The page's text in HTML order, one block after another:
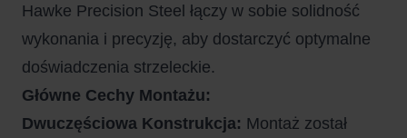
Hawke Precision Steel łączy w sobie solidność
wykonania i precyzję, aby dostarczyć optymalne
doświadczenia strzeleckie.
Główne Cechy Montażu:
Dwuczęściowa Konstrukcja: Montaż został